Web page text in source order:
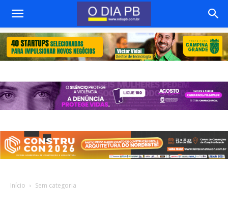
Início Sem categoria